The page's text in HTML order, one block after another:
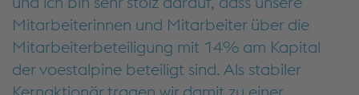
Mitarbeiterinnen und Mitarbeiter über die
Mitarbeiterbeteiligung mit 14% am Kapital
der voestalpine beteiligt sind. Als stabiler